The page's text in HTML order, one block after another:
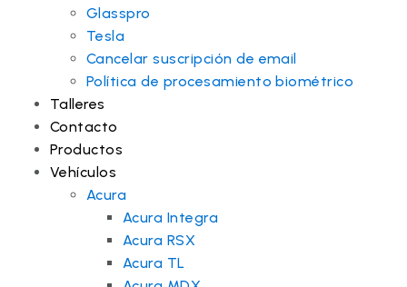
Glasspro
Tesla
Cancelar suscripción de email
Política de procesamiento biométrico
Talleres
Contacto
Productos
Vehículos
Acura
Acura Integra
Acura RSX
Acura TL